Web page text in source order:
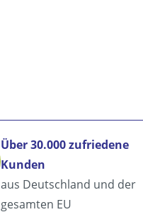
Über 30.000 zufriedene
Kunden
aus Deutschland und der
gesamten EU